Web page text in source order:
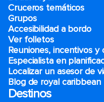
Cruceros temáticos
Grupos
Accesibilidad a bordo
Ver folletos
Reuniones, incentivos y
Especialista en
Localizar un asesor de
Blog de royal caribbean
Destinos